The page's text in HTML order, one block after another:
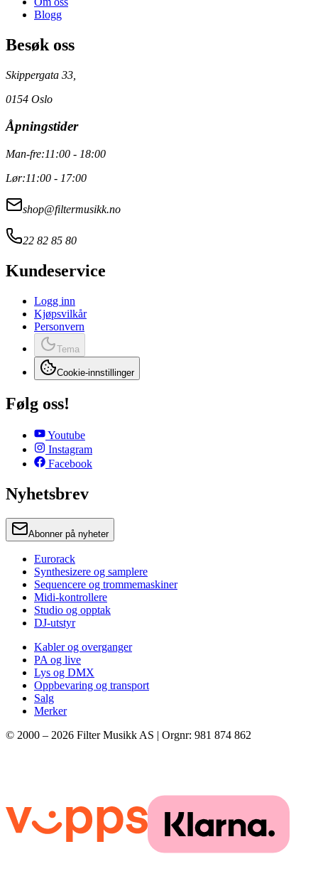
Blogg
Besøk oss
Skippergata 33,
0154 Oslo
Åpningstider
Man-fre:11:00 - 18:00
Lør:11:00 - 17:00
shop@filtermusikk.no
22 82 85 80
Kundeservice
Logg inn
Kjøpsvilkår
Personvern
Tema
Cookie-innstillinger
Følg oss!
Youtube
Instagram
Facebook
Nyhetsbrev
Abonner på nyheter
Eurorack
Synthesizere og samplere
Sequencere og trommemaskiner
Midi-kontrollere
Studio og opptak
DJ-utstyr
Kabler og overganger
PA og live
Lys og DMX
Oppbevaring og transport
Salg
Merker
© 2000 – 2026 Filter Musikk AS | Orgnr: 981 874 862